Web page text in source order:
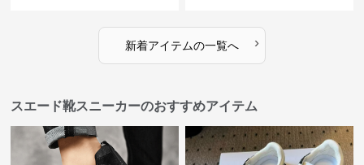
新着アイテムの一覧へ ›
スエード靴スニーカーのおすすめアイテム